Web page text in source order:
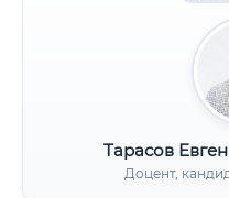
Тарасов
Доцент,